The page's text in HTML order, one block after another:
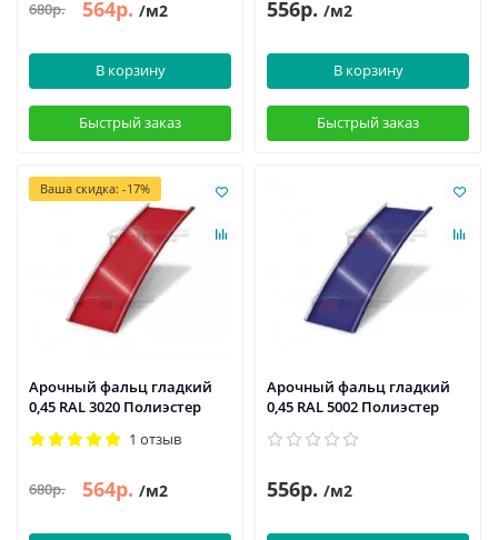
680р. 564р. /м2
В корзину
Быстрый заказ
556р. /м2
В корзину
Быстрый заказ
Ваша скидка: -17%
Арочный фальц гладкий
0,45 RAL 3020 Полиэстер
1 отзыв
680р. 564р. /м2
Арочный фальц гладкий
0,45 RAL 5002 Полиэстер
556р. /м2